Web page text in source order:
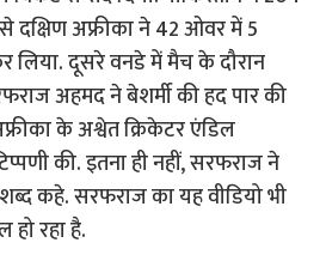
दक्षिण अफ्रीका ने 42 ओवर में 5
लिया. दूसरे वनडे में मैच के दौरान
अहमद ने बेशर्मी की हद पार की
के अश्वेत क्रिकेटर एंडिल
की. इतना ही नहीं, सरफराज ने
कहे. सरफराज का यह वीडियो भी
हो रहा है.